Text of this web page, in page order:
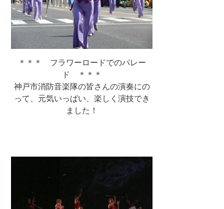
＊＊＊ フラワーロードでのパレー
ド ＊＊＊
神戸市消防音楽隊の皆さんの演奏にの
って、元気いっぱい、楽しく演技でき
ました！